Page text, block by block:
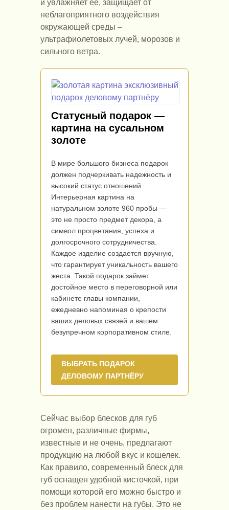
и увлажняет ее, защищает от
неблагоприятного воздействия
окружающей среды –
ультрафиолетовых лучей, морозов и
сильного ветра.
Статусный подарок —
картина на сусальном
золоте
В мире большого бизнеса подарок
должен подчеркивать надежность и
высокий статус отношений.
Интерьерная картина на
натуральном золоте 960 пробы —
это не просто предмет декора, а
символ процветания, успеха и
долгосрочного сотрудничества.
Каждое изделие создается вручную,
что гарантирует уникальность вашего
жеста. Такой подарок займет
достойное место в переговорной или
кабинете главы компании,
ежедневно напоминая о крепости
ваших деловых связей и вашем
безупречном корпоративном стиле.
ВЫБРАТЬ ПОДАРОК
ДЕЛОВОМУ ПАРТНЁРУ
Сейчас выбор блесков для губ
огромен, различные фирмы,
известные и не очень, предлагают
продукцию на любой вкус и кошелек.
Как правило, современный блеск для
губ оснащен удобной кисточкой, при
помощи которой его можно быстро и
без проблем нанести на губы. Это не